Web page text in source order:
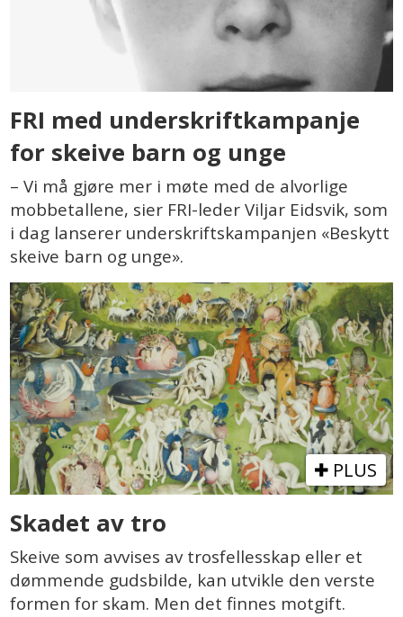
FRI med underskriftkampanje
for skeive barn og unge
– Vi må gjøre mer i møte med de alvorlige
mobbetallene, sier FRI-leder Viljar Eidsvik, som
i dag lanserer underskriftskampanjen «Beskytt
skeive barn og unge».
PLUS
Skadet av tro
Skeive som avvises av trosfellesskap eller et
dømmende gudsbilde, kan utvikle den verste
formen for skam. Men det finnes motgift.